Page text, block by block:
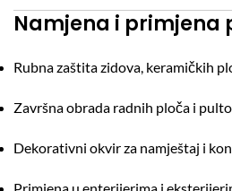
Namjena i primjena
Rubna zaštita zidova, keramičkih
Završna obrada radnih ploča i
Dekorativni okvir za namještaj i